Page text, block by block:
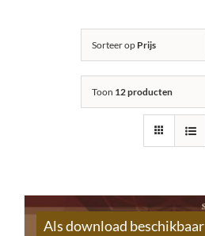
Sorteer op Prijs
Toon 12 producten
Als download beschikbaar